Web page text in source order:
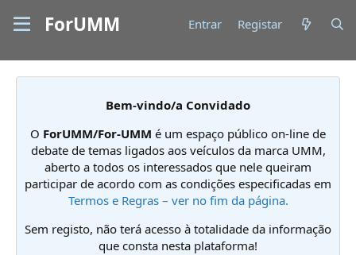
ForUMM Entrar Registar
Bem-vindo/a Convidado
O ForUMM/For-UMM é um espaço público on-line de
debate de temas ligados aos veículos da marca UMM,
aberto a todos os interessados que nele queiram
participar de acordo com as condições especificadas em
Termos e Regras – ver no fim da página.
Sem registo, não terá acesso à totalidade da informação
que consta nesta plataforma!